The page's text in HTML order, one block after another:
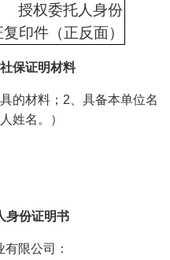
授权委托人身份
复印件（正反面）
保证明材料
的材料；2、具备本单位名
姓名。）
身份证明书
限公司：